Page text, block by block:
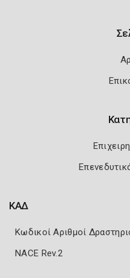
ΚΑΔ
Κωδικοί Αριθμοί
NACE Rev.2